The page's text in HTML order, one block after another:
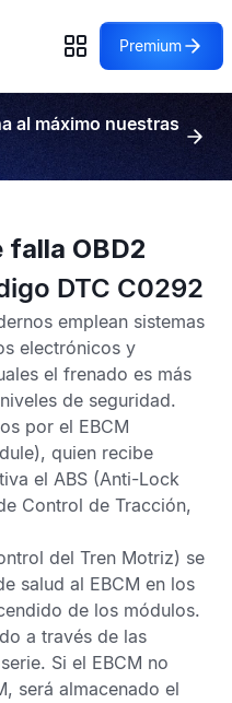
Premium
al máximo nuestras
OBD2
DTC C0292
emplean sistemas
electrónicos y
el frenado es más
de seguridad.
por el EBCM
quien recibe
el ABS (Anti-Lock
Control de Tracción,
del Tren Motriz) se
salud al EBCM en los
de los módulos.
a través de las
Si el EBCM no
, será almacenado el